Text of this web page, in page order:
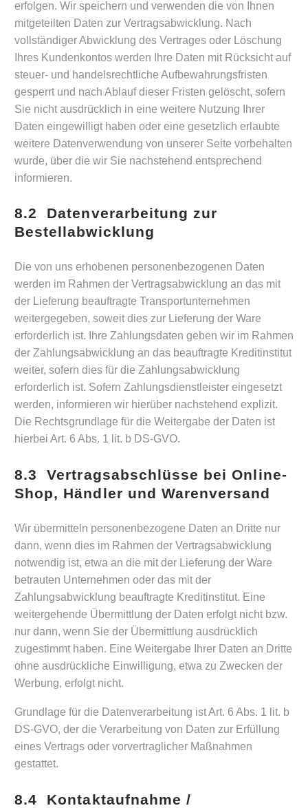
erfolgen. Wir speichern und verwenden die von Ihnen
mitgeteilten Daten zur Vertragsabwicklung. Nach
vollständiger Abwicklung des Vertrages oder Löschung
Ihres Kundenkontos werden Ihre Daten mit Rücksicht auf
steuer- und handelsrechtliche Aufbewahrungsfristen
gesperrt und nach Ablauf dieser Fristen gelöscht, sofern
Sie nicht ausdrücklich in eine weitere Nutzung Ihrer
Daten eingewilligt haben oder eine gesetzlich erlaubte
weitere Datenverwendung von unserer Seite vorbehalten
wurde, über die wir Sie nachstehend entsprechend
informieren.
8.2 Datenverarbeitung zur
Bestellabwicklung
Die von uns erhobenen personenbezogenen Daten
werden im Rahmen der Vertragsabwicklung an das mit
der Lieferung beauftragte Transportunternehmen
weitergegeben, soweit dies zur Lieferung der Ware
erforderlich ist. Ihre Zahlungsdaten geben wir im Rahmen
der Zahlungsabwicklung an das beauftragte Kreditinstitut
weiter, sofern dies für die Zahlungsabwicklung
erforderlich ist. Sofern Zahlungsdienstleister eingesetzt
werden, informieren wir hierüber nachstehend explizit.
Die Rechtsgrundlage für die Weitergabe der Daten ist
hierbei Art. 6 Abs. 1 lit. b DS-GVO.
8.3 Vertragsabschlüsse bei Online-
Shop, Händler und Warenversand
Wir übermitteln personenbezogene Daten an Dritte nur
dann, wenn dies im Rahmen der Vertragsabwicklung
notwendig ist, etwa an die mit der Lieferung der Ware
betrauten Unternehmen oder das mit der
Zahlungsabwicklung beauftragte Kreditinstitut. Eine
weitergehende Übermittlung der Daten erfolgt nicht bzw.
nur dann, wenn Sie der Übermittlung ausdrücklich
zugestimmt haben. Eine Weitergabe Ihrer Daten an Dritte
ohne ausdrückliche Einwilligung, etwa zu Zwecken der
Werbung, erfolgt nicht.
Grundlage für die Datenverarbeitung ist Art. 6 Abs. 1 lit. b
DS-GVO, der die Verarbeitung von Daten zur Erfüllung
eines Vertrags oder vorvertraglicher Maßnahmen
gestattet.
8.4 Kontaktaufnahme /